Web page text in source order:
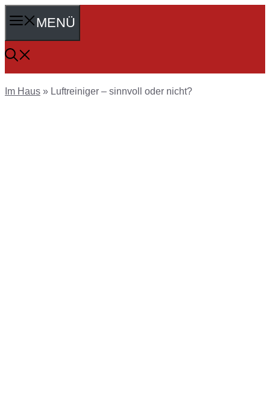
Inhalt
MENÜ
Im Haus » Luftreiniger – sinnvoll oder nicht?